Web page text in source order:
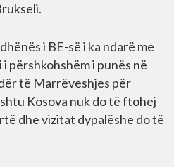
i BE-së i ka ndarë me
përshkohshëm i punës në
të Marrëveshjes për
Kosova nuk do të ftohej
dhe vizitat dypalëshe do të